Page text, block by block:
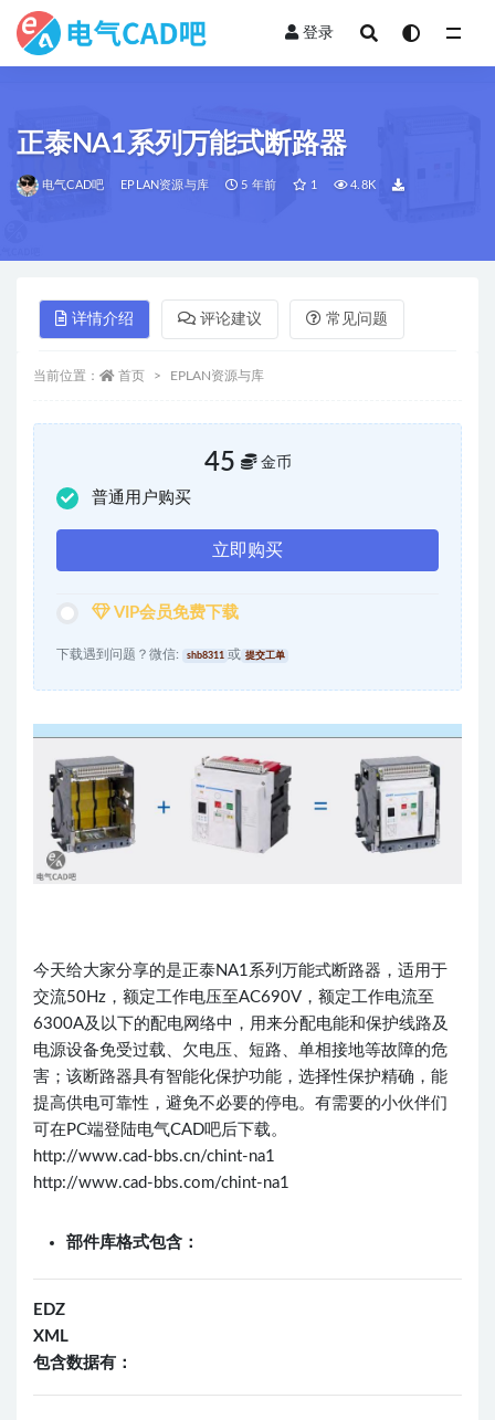
登录
正泰NA1系列万能式断路器
电气CAD吧 EPLAN资源与库 5 年前 1 4.8K
详情介绍 评论建议 常见问题
当前位置： 首页 EPLAN资源与库
45 金币
普通用户购买
立即购买
VIP会员免费下载
下载遇到问题？微信: shb8311 或 提交工单
今天给大家分享的是正泰NA1系列万能式断路器，适用于
交流50Hz，额定工作电压至AC690V，额定工作电流至
6300A及以下的配电网络中，用来分配电能和保护线路及
电源设备免受过载、欠电压、短路、单相接地等故障的危
害；该断路器具有智能化保护功能，选择性保护精确，能
提高供电可靠性，避免不必要的停电。有需要的小伙伴们
可在PC端登陆电气CAD吧后下载。
http://www.cad-bbs.cn/chint-na1
http://www.cad-bbs.com/chint-na1
部件库格式包含：
EDZ
XML
包含数据有：